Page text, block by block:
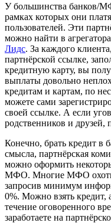
У большинства банков/
рамках которых они
пользователей. Эти
можно найти в
Лидс. За каждого
партнёрской ссылке,
кредитную карту, вы
выплаты довольно
кредитам и картам, по
можете сами
своей ссылке. А если
родственников и друзей,
Конечно, брать кредит в
смысла, партнёрская
можно оформить
МФО. Многие МФО
запросив минимум
0%. Можно взять кредит,
течение оговоренного
заработаете на